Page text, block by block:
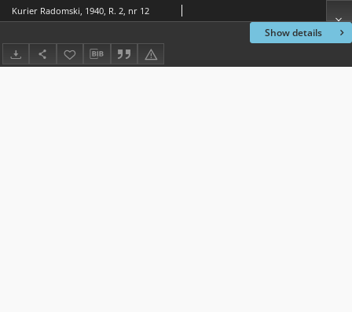
Show details
Kurier Radomski, 1940, R. 2, nr 12